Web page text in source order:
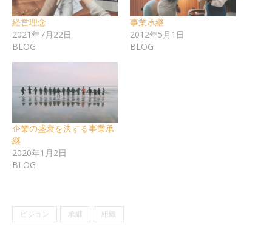
経営理念
2021年7月22日
BLOG
事業承継
2012年5月1日
BLOG
企業の盛衰を決する事業承
継
2020年1月2日
BLOG
ビジョン 承継 組織